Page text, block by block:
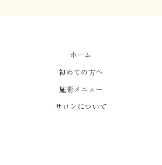
はりって痛くないです
ホーム
初めての方へ
施術メニュー
サロンについて